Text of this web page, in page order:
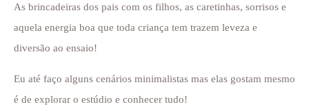
As brincadeiras dos pais com os filhos, as caretinhas, sorrisos e
aquela energia boa que toda criança tem trazem leveza e
diversão ao ensaio!
Eu até faço alguns cenários minimalistas mas elas gostam mesmo
é de explorar o estúdio e conhecer tudo!